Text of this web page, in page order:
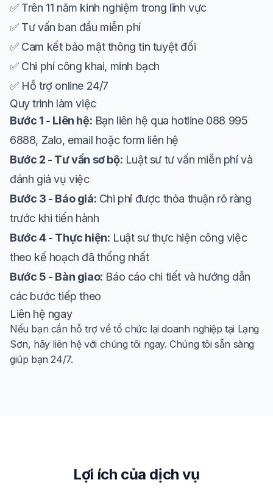
✅ Trên 11 năm kinh nghiệm trong lĩnh vực
✅ Tư vấn ban đầu miễn phí
✅ Cam kết bảo mật thông tin tuyệt đối
✅ Chi phí công khai, minh bạch
✅ Hỗ trợ online 24/7
Quy trình làm việc
Bước 1 - Liên hệ: Bạn liên hệ qua hotline 088 995
6888, Zalo, email hoặc form liên hệ
Bước 2 - Tư vấn sơ bộ: Luật sư tư vấn miễn phí và
đánh giá vụ việc
Bước 3 - Báo giá: Chi phí được thỏa thuận rõ ràng
trước khi tiến hành
Bước 4 - Thực hiện: Luật sư thực hiện công việc
theo kế hoạch đã thống nhất
Bước 5 - Bàn giao: Báo cáo chi tiết và hướng dẫn
các bước tiếp theo
Liên hệ ngay
Nếu bạn cần hỗ trợ về tổ chức lại doanh nghiệp tại Lạng
Sơn, hãy liên hệ với chúng tôi ngay. Chúng tôi sẵn sàng
giúp bạn 24/7.
Lợi ích của dịch vụ